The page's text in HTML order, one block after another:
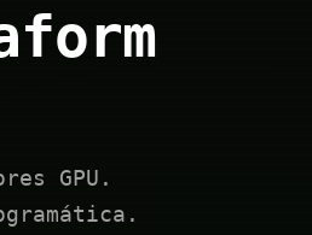
GPU.